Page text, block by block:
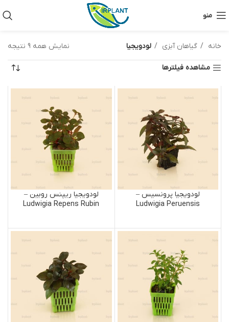
منو
خانه گیاهان آبزی لودویجیا نمایش همه 9 نتیجه
مشاهده فیلترها
لودویجیا پرونسیس –
Ludwigia Peruensis
لودویجیا ریپنس روبین –
Ludwigia Repens Rubin